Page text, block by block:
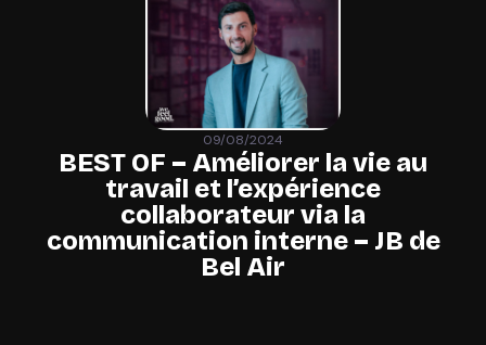
09/08/2024
BEST OF – Améliorer la vie au
travail et l’expérience
collaborateur via la
communication interne – JB de
Bel Air